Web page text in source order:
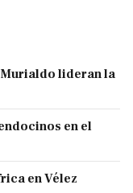
lideran la
en el
en Vélez